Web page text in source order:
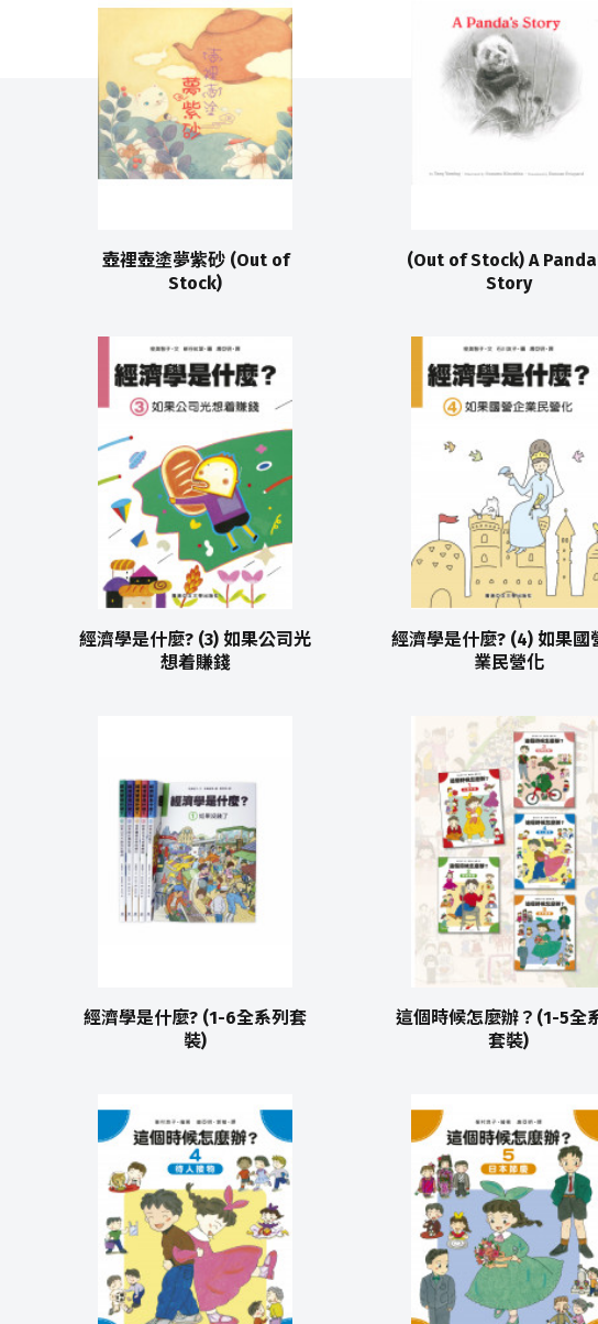
壺裡壺塗夢紫砂 (Out of
Stock)
(Out of Stock) A
Story
經濟學是什麼? (3) 如果公司光
想着賺錢
經濟學是什麼? (4) 如果國
業民營化
經濟學是什麼? (1-6全系列套
裝)
這個時候怎麼辦？(1-5全
套裝)